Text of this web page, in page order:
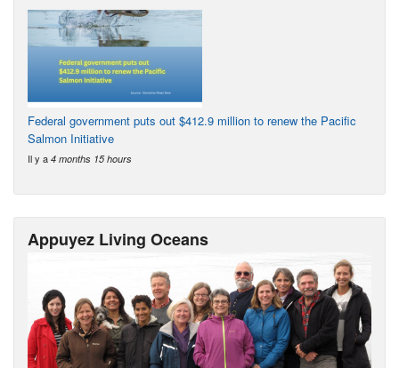
Federal government puts out $412.9 million to renew the Pacific
Salmon Initiative
Il y a 4 months 15 hours
Appuyez Living Oceans